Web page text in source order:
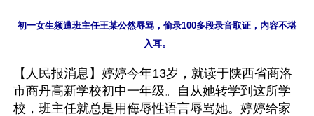
初一女生频遭班主任王某公然辱骂，偷录100多段录音取证，内容不堪
【人民报消息】婷婷今年13岁，就读于陕西省商洛
市商丹高新学校初中一年级。自从她转学到这所学
校，班主任就总是用侮辱性语言辱骂她。婷婷给家